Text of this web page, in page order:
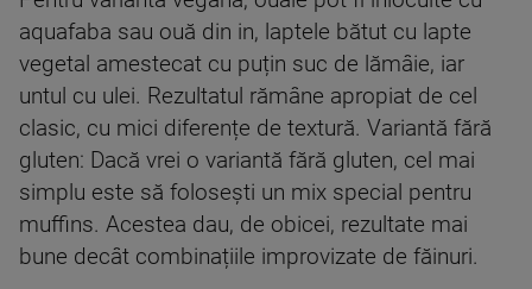
aquafaba sau ouă din in, laptele bătut cu lapte
vegetal amestecat cu puțin suc de lămâie, iar
untul cu ulei. Rezultatul rămâne apropiat de cel
clasic, cu mici diferențe de textură. Variantă fără
gluten: Dacă vrei o variantă fără gluten, cel mai
simplu este să folosești un mix special pentru
muffins. Acestea dau, de obicei, rezultate mai
bune decât combinațiile improvizate de făinuri.